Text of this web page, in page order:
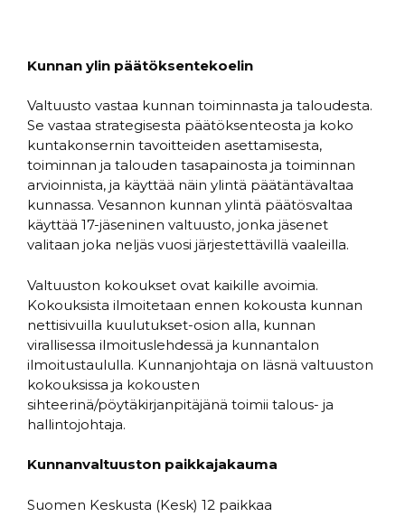
Kunnan ylin päätöksentekoelin
Valtuusto vastaa kunnan toiminnasta ja taloudesta.
Se vastaa strategisesta päätöksenteosta ja koko
kuntakonsernin tavoitteiden asettamisesta,
toiminnan ja talouden tasapainosta ja toiminnan
arvioinnista, ja käyttää näin ylintä päätäntävaltaa
kunnassa. Vesannon kunnan ylintä päätösvaltaa
käyttää 17-jäseninen valtuusto, jonka jäsenet
valitaan joka neljäs vuosi järjestettävillä vaaleilla.
Valtuuston kokoukset ovat kaikille avoimia.
Kokouksista ilmoitetaan ennen kokousta kunnan
nettisivuilla kuulutukset-osion alla, kunnan
virallisessa ilmoituslehdessä ja kunnantalon
ilmoitustaululla. Kunnanjohtaja on läsnä valtuuston
kokouksissa ja kokousten
sihteerinä/pöytäkirjanpitäjänä toimii talous- ja
hallintojohtaja.
Kunnanvaltuuston paikkajakauma
Suomen Keskusta (Kesk) 12 paikkaa